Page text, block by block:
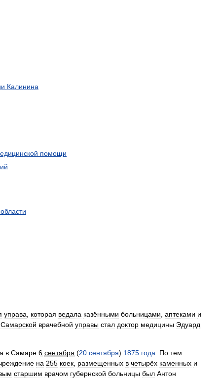
Калинина
помощи
области
управа которая ведала казёнными больницами аптеками и
Самарской врачебной управы стал доктор медицины Эдуард
в Самаре 6 сентября (20 сентября) 1875 года По тем
на 255 коек размещенных в четырёх каменных и
старшим врачом губернской больницы был Антон